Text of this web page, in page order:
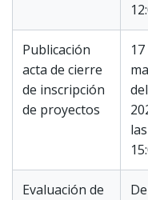
Publicación
acta de cierre
de inscripción
de proyectos
del
las
Evaluación de